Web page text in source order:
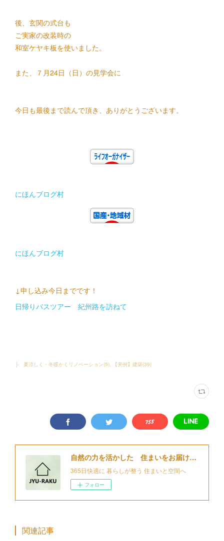
後、玄関の式台も
ご実家の改装時の
和室ケヤキ板を使いました。
また、７月24日（日）の見学会に
今日も最後まで読んで頂き、ありがとうございます。
にほんブログ村
にほんブログ村
↓申し込み今日までです！
日帰りバスツアー 紀州路を訪ねて
├ 夏涼しく・冬暖かくリノベーション(5) 【実例】建築(39)
自然の力を活かした 住まいをお届けする 細江住楽設計
365日快適に 暮らしが整う 住まいと空間へ
フォロー
関連記事